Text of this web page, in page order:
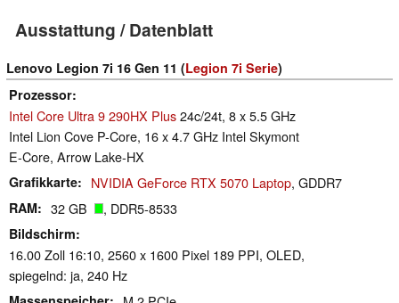
Ausstattung / Datenblatt
Lenovo Legion 7i 16 Gen 11 (Legion 7i Serie)
Prozessor
Intel Core Ultra 9 290HX Plus24c/24t, 8 x 5.5 GHz
Intel Lion Cove P-Core, 16 x 4.7 GHz Intel Skymont
E-Core, Arrow Lake-HX
Grafikkarte NVIDIA GeForce RTX 5070 Laptop, GDDR7
RAM 32 GB , DDR5-8533
Bildschirm
16.00 Zoll 16:10, 2560 x 1600 Pixel 189 PPI, OLED,
spiegelnd: ja, 240 Hz